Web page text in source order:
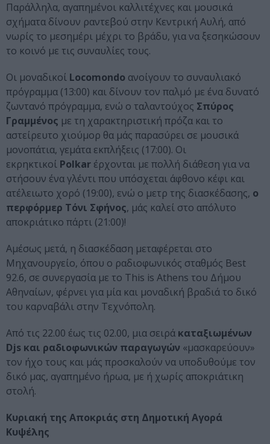
Παράλληλα, αγαπημένοι καλλιτέχνες και μουσικά
σχήματα δίνουν ραντεβού στην Κεντρική Αυλή, από
νωρίς το μεσημέρι μέχρι το βράδυ, για να ξεσηκώσουν
το κοινό με τις συναυλίες τους.
Οι μοναδικοί Locomondo ανοίγουν το συναυλιακό
πρόγραμμα (13:00) και δίνουν τον παλμό με ένα δυνατό
ζωντανό πρόγραμμα, ενώ ο ταλαντούχος Σπύρος
Γραμμένος με τη χαρακτηριστική πρόζα και το
αστείρευτο χιούμορ θα μάς παρασύρει σε μουσικά
μονοπάτια, γεμάτα εκπλήξεις (17:00). Οι
εκρηκτικοί Polkar έρχονται με πολλή διάθεση για να
στήσουν ένα γλέντι που υπόσχεται άφθονο κέφι και
ατέλειωτο χορό (19:00), ενώ ο μετρ της διασκέδασης, ο
περφόρμερ Τόνι Σφήνος, μάς καλεί στο απόλυτο
αποκριάτικο πάρτι (21:00)!
Αμέσως μετά, η διασκέδαση μεταφέρεται στο
Μηχανουργείο, όπου ο ραδιοφωνικός σταθμός Best
92.6, σε συνεργασία με το This is Athens του Δήμου
Αθηναίων, φέρνει για μία και μοναδική βραδιά το δικό
του καρναβάλι στην Τεχνόπολη.
Από τις 22.00 έως τις 02.00, μια σειρά καταξιωμένων
Djs και ραδιοφωνικών παραγωγών «μασκαρεύουν»
τον ήχο τους και μάς προσκαλούν να υποδυθούμε τον
δικό μας, αγαπημένο ήρωα, με ή χωρίς αποκριάτικη
στολή.
Κυριακή της Αποκριάς στη Δημοτική Αγορά
Κυψέλης